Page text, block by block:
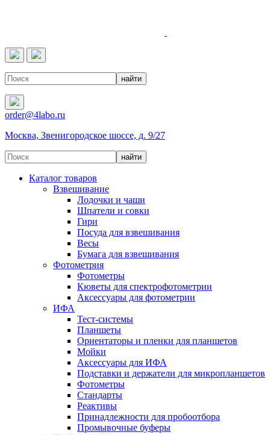
order@4labo.ru
Москва, Звенигородское шоссе, д. 9/27
Каталог товаров
Взвешивание
Лодочки и чаши
Шпатели и совки
Гири
Посуда для взвешивания
Весы
Бумага для взвешивания
Фотометрия
Фотометры
Кюветы для спектрофотометрии
Аксессуары для фотометрии
ИФА
Тест-системы
Планшеты
Ориентаторы и пленки для планшетов
Мойки
Аксессуары для ИФА
Подставки и держатели для микропланшетов
Фотометры
Стандарты
Реактивы
Принадлежности для пробоотбора
Промывочные буферы